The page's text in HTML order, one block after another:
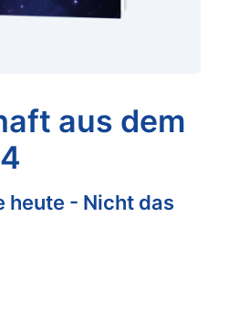
aus dem
heute - Nicht das